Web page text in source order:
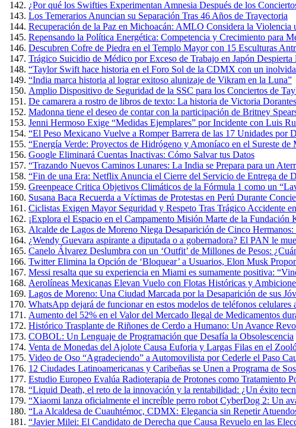
¿Por qué los Swifties Experimentan Amnesia Después de los
Los Temerarios Anuncian su Separación Tras 46 Años de Trayectoria
Recuperación de la Paz en Michoacán: AMLO Considera la Violencia
Repensando la Política Energética: Competencia y Crecimiento para
Descubren Cofre de Piedra en el Templo Mayor con 15 Esculturas
Trágico Suicidio de Médico por Exceso de Trabajo en Japón Despierta
“Taylor Swift hace historia en el Foro Sol de la CDMX con un
“India marca historia al lograr exitoso alunizaje de Vikram en la Luna”
Amplio Dispositivo de Seguridad de la SSC para los Conciertos de
De camarera a rostro de libros de texto: La historia de Victoria
Madonna tiene el deseo de contar con la participación de Britney
Jenni Hermoso Exige “Medidas Ejemplares” por Incidente con Luis
“El Peso Mexicano Vuelve a Romper Barrera de las 17 Unidades por
“Energía Verde: Proyectos de Hidrógeno y Amoníaco en el Sureste
Google Eliminará Cuentas Inactivas: Cómo Salvar tus Datos
“Trazando Nuevos Caminos Lunares: La India se Prepara para un
“Fin de una Era: Netflix Anuncia el Cierre del Servicio de Entrega de
Greenpeace Critica Objetivos Climáticos de la Fórmula 1 como un
Susana Baca Recuerda a Víctimas de Protestas en Perú Durante
Ciclistas Exigen Mayor Seguridad y Respeto Tras Trágico Accidente
¡Explora el Espacio en el Campamento Misión Marte de la Fundación
Alcalde de Lagos de Moreno Niega Desaparición de Cinco
¿Wendy Guevara aspirante a diputada o a gobernadora? El PAN le
Canelo Álvarez Deslumbra con un ‘Outfit’ de Millones de Pesos:
Twitter Elimina la Opción de ‘Bloquear’ a Usuarios, Elon Musk
Messi resalta que su experiencia en Miami es sumamente positiva:
Aerolíneas Mexicanas Elevan Vuelo con Flotas Históricas y
Lagos de Moreno: Una Ciudad Marcada por la Desaparición de sus
WhatsApp dejará de funcionar en estos modelos de teléfonos celulares
Aumento del 52% en el Valor del Mercado Ilegal de Medicamentos
Histórico Trasplante de Riñones de Cerdo a Humano: Un Avance
COBOL: Un Lenguaje de Programación que Desafía la Obsolescencia
Venta de Monedas del Ajolote Causa Euforia y Largas Filas en el
Video de Oso “Agradeciendo” a Automovilista por Cederle el Paso
12 Ciudades Latinoamericanas y Caribeñas se Unen a Programa de
Estudio Europeo Evalúa Radioterapia de Protones como Tratamiento
“Liquid Death, el reto de la innovación y la rentabilidad: ¿Un éxito
“Xiaomi lanza oficialmente el increíble perro robot CyberDog 2: Un
“La Alcaldesa de Cuauhtémoc, CDMX: Elegancia sin Repetir
“Javier Milei: El Candidato de Derecha que Causa Revuelo en las